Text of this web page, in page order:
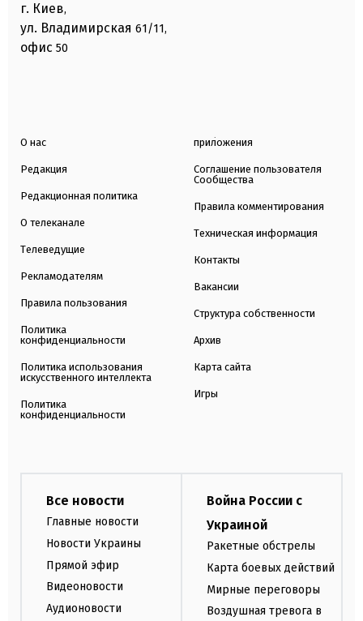
г. Киев,
ул. Владимирская 61/11,
офис 50
О нас
Редакция
Редакционная политика
О телеканале
Телеведущие
Рекламодателям
Правила пользования
Политика
конфиденциальности
Политика использования
искусственного интеллекта
Политика
конфиденциальности
приложения
Соглашение пользователя
Сообщества
Правила комментирования
Техническая информация
Контакты
Вакансии
Структура собственности
Архив
Карта сайта
Игры
Все новости
Главные новости
Новости Украины
Прямой эфир
Видеоновости
Аудионовости
Война России с
Украиной
Ракетные обстрелы
Карта боевых действий
Мирные переговоры
Воздушная тревога в